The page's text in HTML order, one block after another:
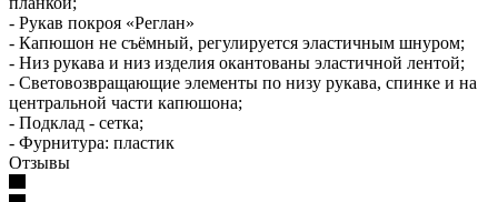
- Рукав покроя «Реглан»
- Капюшон не съёмный, регулируется эластичным шнуром;
- Низ рукава и низ изделия окантованы эластичной лентой;
- Световозвращающие элементы по низу рукава, спинке и на
центральной части капюшона;
- Подклад - сетка;
- Фурнитура: пластик
Отзывы